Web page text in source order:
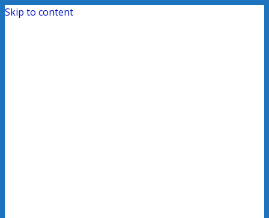
Skip to content